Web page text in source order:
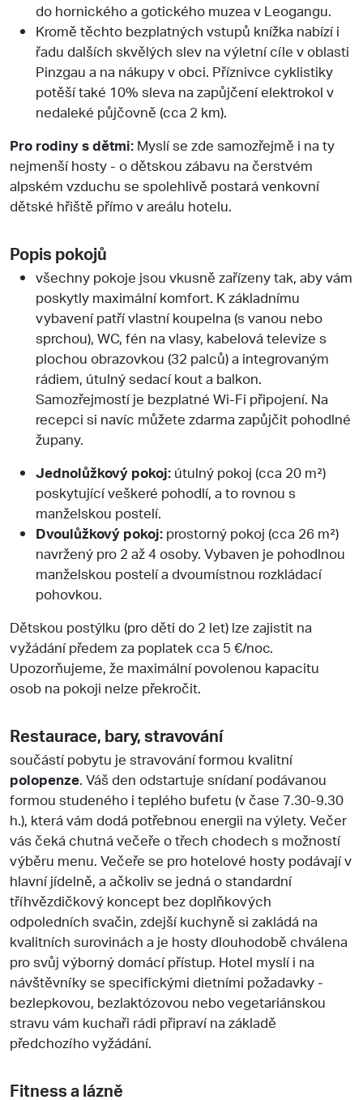
do hornického a gotického muzea v Leogangu.
Kromě těchto bezplatných vstupů knížka nabízí i
řadu dalších skvělých slev na výletní cíle v oblasti
Pinzgau a na nákupy v obci. Příznivce cyklistiky
potěší také 10% sleva na zapůjčení elektrokol v
nedaleké půjčovně (cca 2 km).
Pro rodiny s dětmi: Myslí se zde samozřejmě i na ty
nejmenší hosty - o dětskou zábavu na čerstvém
alpském vzduchu se spolehlivě postará venkovní
dětské hřiště přímo v areálu hotelu.
Popis pokojů
všechny pokoje jsou vkusně zařízeny tak, aby vám
poskytly maximální komfort. K základnímu
vybavení patří vlastní koupelna (s vanou nebo
sprchou), WC, fén na vlasy, kabelová televize s
plochou obrazovkou (32 palců) a integrovaným
rádiem, útulný sedací kout a balkon.
Samozřejmostí je bezplatné Wi-Fi připojení. Na
recepci si navíc můžete zdarma zapůjčit pohodlné
župany.
Jednolůžkový pokoj: útulný pokoj (cca 20 m²)
poskytující veškeré pohodlí, a to rovnou s
manželskou postelí.
Dvoulůžkový pokoj: prostorný pokoj (cca 26 m²)
navržený pro 2 až 4 osoby. Vybaven je pohodlnou
manželskou postelí a dvoumístnou rozkládací
pohovkou.
Dětskou postýlku (pro děti do 2 let) lze zajistit na
vyžádání předem za poplatek cca 5 €/noc.
Upozorňujeme, že maximální povolenou kapacitu
osob na pokoji nelze překročit.
Restaurace, bary, stravování
součástí pobytu je stravování formou kvalitní
polopenze. Váš den odstartuje snídaní podávanou
formou studeného i teplého bufetu (v čase 7.30-9.30
h.), která vám dodá potřebnou energii na výlety. Večer
vás čeká chutná večeře o třech chodech s možností
výběru menu. Večeře se pro hotelové hosty podávají v
hlavní jídelně, a ačkoliv se jedná o standardní
tříhvězdičkový koncept bez doplňkových
odpoledních svačin, zdejší kuchyně si zakládá na
kvalitních surovinách a je hosty dlouhodobě chválena
pro svůj výborný domácí přístup. Hotel myslí i na
návštěvníky se specifickými dietními požadavky -
bezlepkovou, bezlaktózovou nebo vegetariánskou
stravu vám kuchaři rádi připraví na základě
předchozího vyžádání.
Fitness a lázně